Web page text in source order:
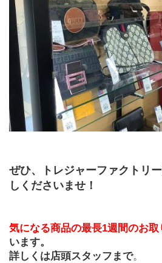
ぜひ、トレジャーファクトリ
しくださいませ！
気になる商品の最長1週間のお
います。
詳しくは店頭スタッフまで。